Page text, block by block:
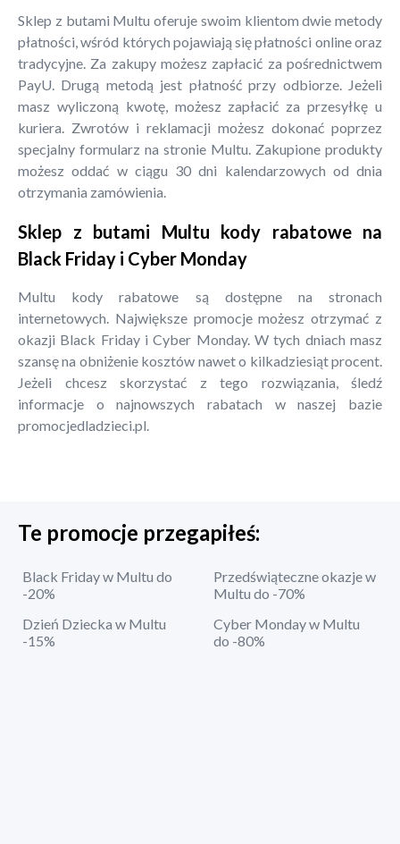
Sklep z butami Multu oferuje swoim klientom dwie metody
płatności, wśród których pojawiają się płatności online oraz
tradycyjne. Za zakupy możesz zapłacić za pośrednictwem
PayU. Drugą metodą jest płatność przy odbiorze. Jeżeli
masz wyliczoną kwotę, możesz zapłacić za przesyłkę u
kuriera. Zwrotów i reklamacji możesz dokonać poprzez
specjalny formularz na stronie Multu. Zakupione produkty
możesz oddać w ciągu 30 dni kalendarzowych od dnia
otrzymania zamówienia.
Sklep z butami Multu kody rabatowe na
Black Friday i Cyber Monday
Multu kody rabatowe są dostępne na stronach
internetowych. Największe promocje możesz otrzymać z
okazji Black Friday i Cyber Monday. W tych dniach masz
szansę na obniżenie kosztów nawet o kilkadziesiąt procent.
Jeżeli chcesz skorzystać z tego rozwiązania, śledź
informacje o najnowszych rabatach w naszej bazie
promocjedladzieci.pl.
Te promocje przegapiłeś:
Black Friday w Multu do
-20%
Przedświąteczne okazje w
Multu do -70%
Dzień Dziecka w Multu
-15%
Cyber Monday w Multu
do -80%